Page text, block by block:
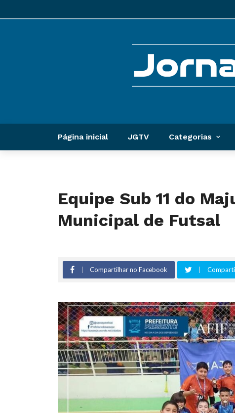
Página inicial JGTV Categorias
Equipe Sub 11 do
Municipal de Futsal
Compartilhar no Facebook